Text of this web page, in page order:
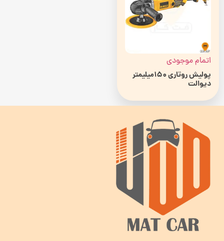
اتمام موجودی
پولیش روتاری 150میلیمتر
دیوالت